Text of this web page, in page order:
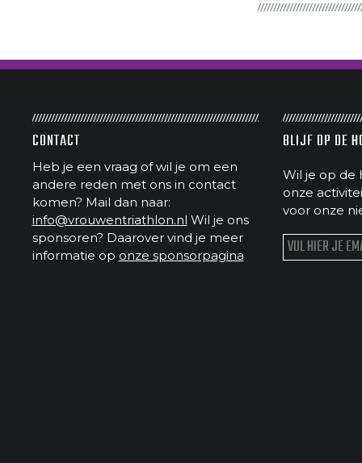
CONTACT
Heb je een vraag of wil je om een
andere reden met ons in contact
komen? Mail dan naar:
info@vrouwentriathlon.nl Wil je ons
sponsoren? Daarover vind je meer
informatie op onze sponsorpagina
BLIJF OP DE
Wil je op de
onze
voor onze